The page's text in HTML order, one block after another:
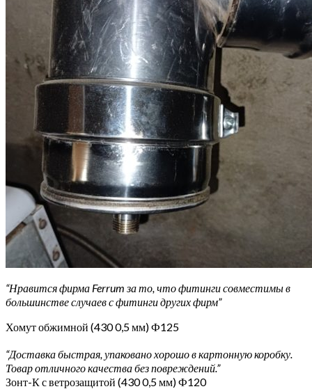
“Нравится фирма Ferrum за то, что фитинги совместимы в
большинстве случаев с фитинги других фирм”
Хомут обжимной (430 0,5 мм) Ф125
“Доставка быстрая, упаковано хорошо в картонную коробку.
Товар отличного качества без повреждений.”
Зонт-К с ветрозащитой (430 0,5 мм) Ф120